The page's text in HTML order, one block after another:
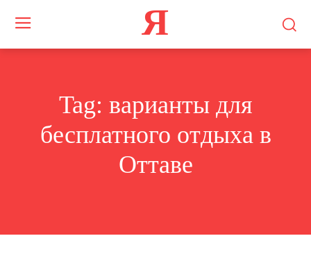
Я
Tag: варианты для
бесплатного отдыха в
Оттаве